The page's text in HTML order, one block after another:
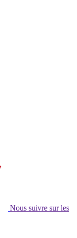
Nous suivre sur les